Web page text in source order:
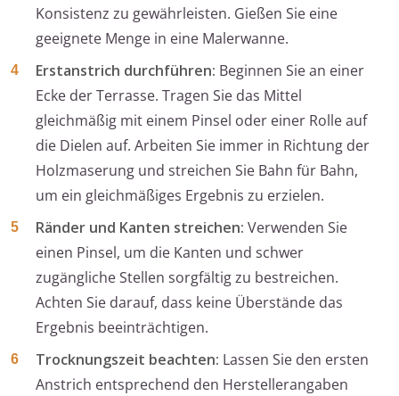
Konsistenz zu gewährleisten. Gießen Sie eine
geeignete Menge in eine Malerwanne.
Erstanstrich durchführen: Beginnen Sie an einer
Ecke der Terrasse. Tragen Sie das Mittel
gleichmäßig mit einem Pinsel oder einer Rolle auf
die Dielen auf. Arbeiten Sie immer in Richtung der
Holzmaserung und streichen Sie Bahn für Bahn,
um ein gleichmäßiges Ergebnis zu erzielen.
Ränder und Kanten streichen: Verwenden Sie
einen Pinsel, um die Kanten und schwer
zugängliche Stellen sorgfältig zu bestreichen.
Achten Sie darauf, dass keine Überstände das
Ergebnis beeinträchtigen.
Trocknungszeit beachten: Lassen Sie den ersten
Anstrich entsprechend den Herstellerangaben